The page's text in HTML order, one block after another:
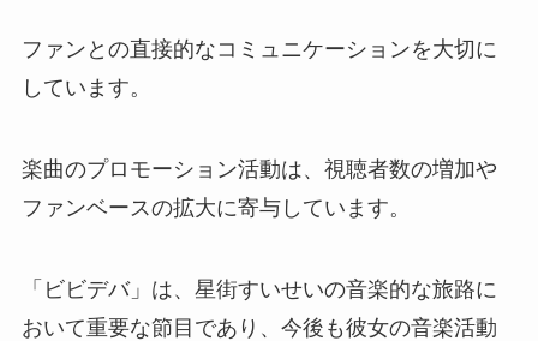
ファンとの直接的なコミュニケーションを大切に
しています。
楽曲のプロモーション活動は、視聴者数の増加や
ファンベースの拡大に寄与しています。
「ビビデバ」は、星街すいせいの音楽的な旅路に
おいて重要な節目であり、今後も彼女の音楽活動